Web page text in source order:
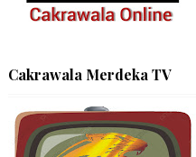
Cakrawala Merdeka TV